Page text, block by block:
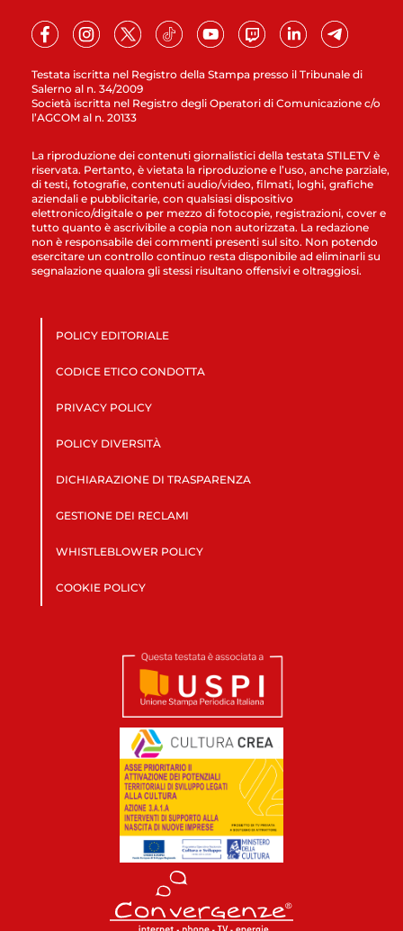
Testata iscritta nel Registro della Stampa presso il Tribunale di
Salerno al n. 34/2009
Società iscritta nel Registro degli Operatori di Comunicazione c/o
l’AGCOM al n. 20133
La riproduzione dei contenuti giornalistici della testata STILETV è
riservata. Pertanto, è vietata la riproduzione e l’uso, anche parziale,
di testi, fotografie, contenuti audio/video, filmati, loghi, grafiche
aziendali e pubblicitarie, con qualsiasi dispositivo
elettronico/digitale o per mezzo di fotocopie, registrazioni, cover e
tutto quanto è ascrivibile a copia non autorizzata. La redazione
non è responsabile dei commenti presenti sul sito. Non potendo
esercitare un controllo continuo resta disponibile ad eliminarli su
segnalazione qualora gli stessi risultano offensivi e oltraggiosi.
POLICY EDITORIALE
CODICE ETICO CONDOTTA
PRIVACY POLICY
POLICY DIVERSITÀ
DICHIARAZIONE DI TRASPARENZA
GESTIONE DEI RECLAMI
WHISTLEBLOWER POLICY
COOKIE POLICY